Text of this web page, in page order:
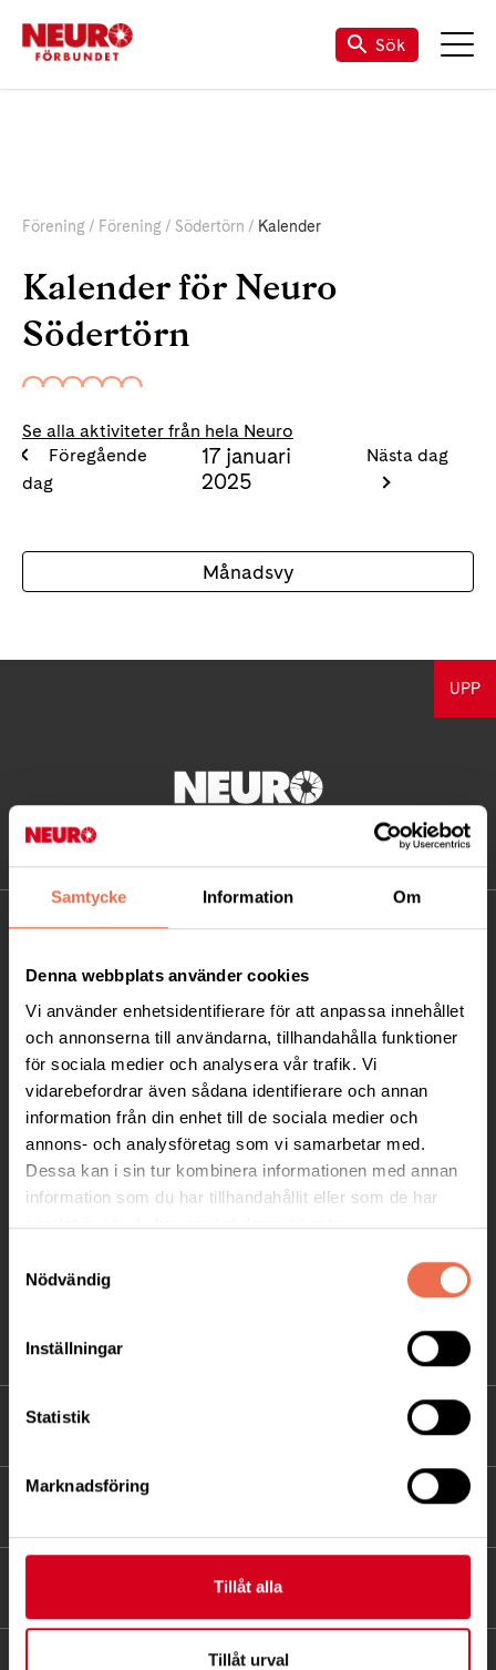
Samtycke Information Om
Denna webbplats använder cookies
Vi använder enhetsidentifierare för att anpassa innehållet
och annonserna till användarna, tillhandahålla funktioner
för sociala medier och analysera vår trafik. Vi
vidarebefordrar även sådana identifierare och annan
information från din enhet till de sociala medier och
annons- och analysföretag som vi samarbetar med.
Dessa kan i sin tur kombinera informationen med annan
information som du har tillhandahållit eller som de har
samlat in när du har använt deras tjänster.
Nödvändig
Inställningar
Statistik
Marknadsföring
Tillåt alla
Tillåt urval
Sök
Förening Förening Södertörn Kalender
Kalender för Neuro
Södertörn
Se alla aktiviteter från hela Neuro
Föregående
dag
17 januari
2025
Nästa dag
Månadsvy
UPP
KONTAKT
Besöksadress:
Ågatan 12 C, 172 62 Sundbyberg
Telefon:08-677 70 10
Postadress:
Box 4086
171 04 Solna
75 | Organisationsnummer 802002-3605
FÖRDJUPNING